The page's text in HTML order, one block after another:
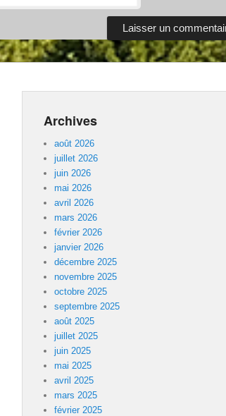
Archives
août 2026
juillet 2026
juin 2026
mai 2026
avril 2026
mars 2026
février 2026
janvier 2026
décembre 2025
novembre 2025
octobre 2025
septembre 2025
août 2025
juillet 2025
juin 2025
mai 2025
avril 2025
mars 2025
février 2025